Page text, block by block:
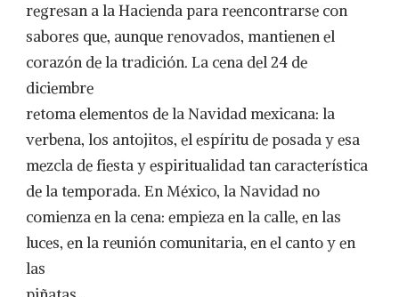
regresan a la Hacienda para reencontrarse con
sabores que, aunque renovados, mantienen el
corazón de la tradición. La cena del 24 de
diciembre
retoma elementos de la Navidad mexicana: la
verbena, los antojitos, el espíritu de posada y esa
mezcla de fiesta y espiritualidad tan característica
de la temporada. En México, la Navidad no
comienza en la cena: empieza en la calle, en las
luces, en la reunión comunitaria, en el canto y en
las